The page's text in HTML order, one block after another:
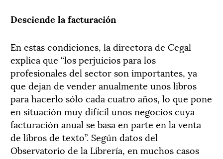
Desciende la facturación
En estas condiciones, la directora de Cegal
explica que “los perjuicios para los
profesionales del sector son importantes, ya
que dejan de vender anualmente unos libros
para hacerlo sólo cada cuatro años, lo que pone
en situación muy difícil unos negocios cuya
facturación anual se basa en parte en la venta
de libros de texto”. Según datos del
Observatorio de la Librería, en muchos casos